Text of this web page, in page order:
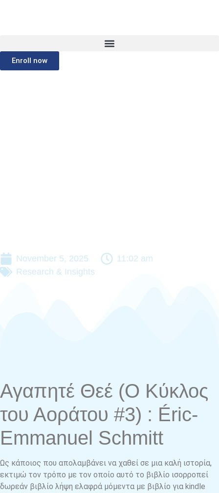
Enroll now
November 5, 2025
11:02 am
Research & Insights
Αγαπητέ Θεέ (Ο Κύκλος
του Αοράτου #3) : Éric-
Emmanuel Schmitt
Ως κάποιος που απολαμβάνει να χαθεί σε μια καλή ιστορία,
εκτιμώ τον τρόπο με τον οποίο αυτό το βιβλίο ισορροπεί
δωρεάν βιβλίο λήψη ελαφρά μόμεντα με βιβλίο για kindle